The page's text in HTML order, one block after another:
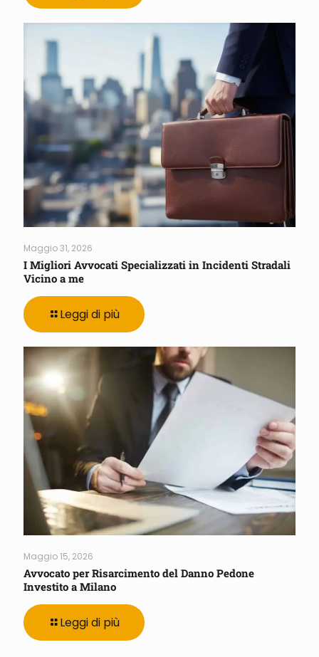
Maggio 31, 2026
I Migliori Avvocati Specializzati in Incidenti Stradali
Vicino a me
Leggi di più
Maggio 15, 2026
Avvocato per Risarcimento del Danno Pedone
Investito a Milano
Leggi di più